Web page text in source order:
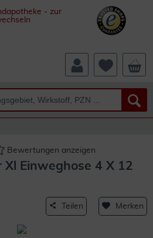
Bewertungen anzeigen
Xl Einweghose 4 X 12
Teilen Merken